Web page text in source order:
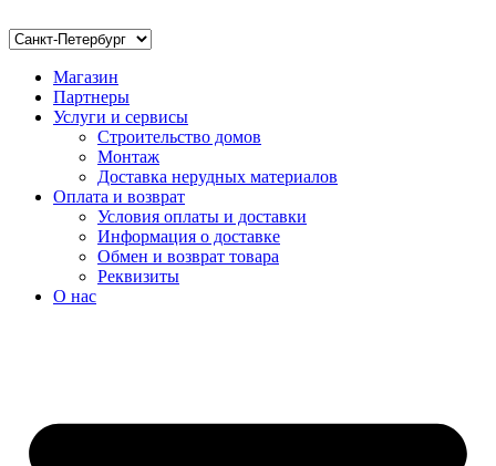
Магазин
Партнеры
Услуги и сервисы
Строительство домов
Монтаж
Доставка нерудных материалов
Оплата и возврат
Условия оплаты и доставки
Информация о доставке
Обмен и возврат товара
Реквизиты
О нас